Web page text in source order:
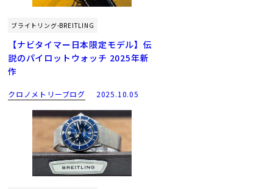
ブライトリング-BREITLING
【ナビタイマー日本限定モデル】伝
説のパイロットウォッチ 2025年新
作
クロノメトリーブログ 2025.10.05